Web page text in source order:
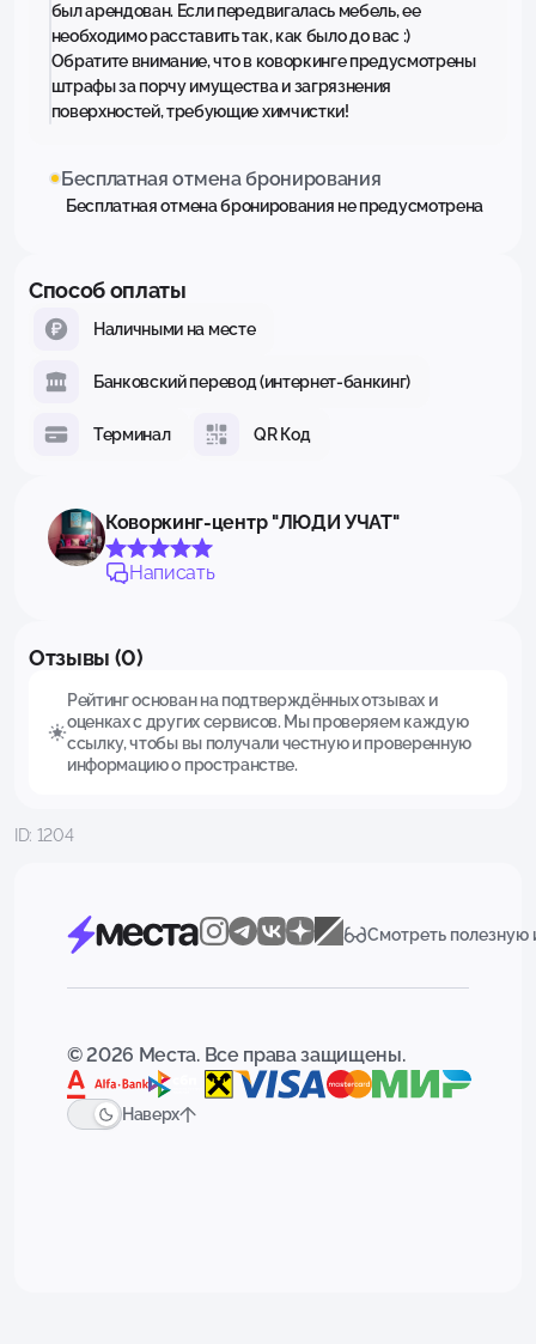
был арендован. Если передвигалась мебель, ее
необходимо расставить так, как было до вас :)
Обратите внимание, что в коворкинге предусмотрены
штрафы за порчу имущества и загрязнения
поверхностей, требующие химчистки!
Бесплатная отмена бронирования
Бесплатная отмена бронирования не предусмотрена
Способ оплаты
Наличными на месте
Банковский перевод (интернет-банкинг)
Терминал QR Код
Коворкинг-центр "ЛЮДИ УЧАТ"
Написать
Отзывы (0)
Рейтинг основан на подтверждённых отзывах и
оценках с других сервисов. Мы проверяем каждую
ссылку, чтобы вы получали честную и проверенную
информацию о пространстве.
ID: 1204
Смотреть
© 2026 Места. Все права защищены.
Наверх